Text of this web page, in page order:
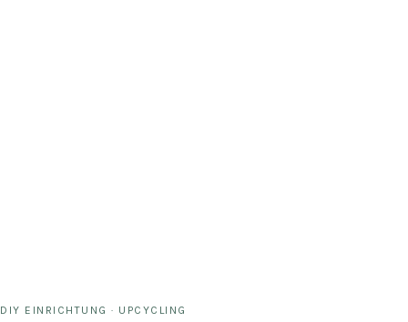
DIY EINRICHTUNG · UPCYCLING